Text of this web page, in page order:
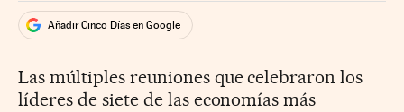
Añadir Cinco Días en Google
Las múltiples reuniones que celebraron los
líderes de siete de las economías más